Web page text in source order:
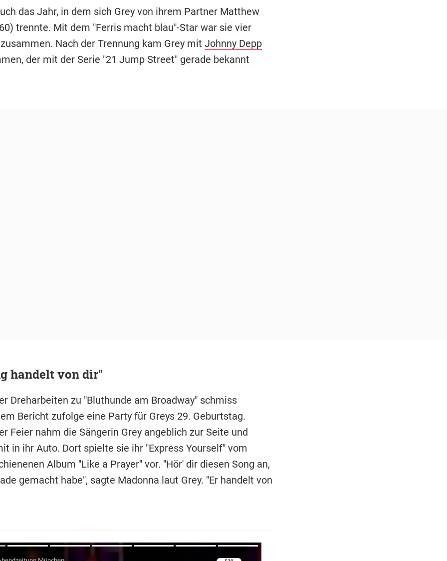
das Jahr, in dem sich Grey von ihrem Partner Matthew
trennte. Mit dem "Ferris macht blau"-Star war sie vier
Nach der Trennung kam Grey mit Johnny Depp
der mit der Serie "21 Jump Street" gerade bekannt
handelt von dir"
Dreharbeiten zu "Bluthunde am Broadway" schmiss
Bericht zufolge eine Party für Greys 29. Geburtstag.
Feier nahm die Sängerin Grey angeblich zur Seite und
in ihr Auto. Dort spielte sie ihr "Express Yourself" vom
Album "Like a Prayer" vor. "Hör' dir diesen Song an,
gemacht habe", sagte Madonna laut Grey. "Er handelt von